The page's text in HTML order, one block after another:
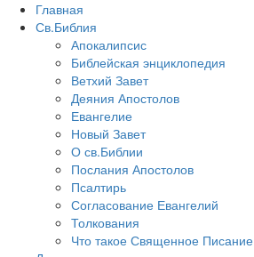
Главная
Св.Библия
Апокалипсис
Библейская энциклопедия
Ветхий Завет
Деяния Апостолов
Евангелие
Новый Завет
О св.Библии
Послания Апостолов
Псалтирь
Согласование Евангелий
Толкования
Что такое Священное Писание